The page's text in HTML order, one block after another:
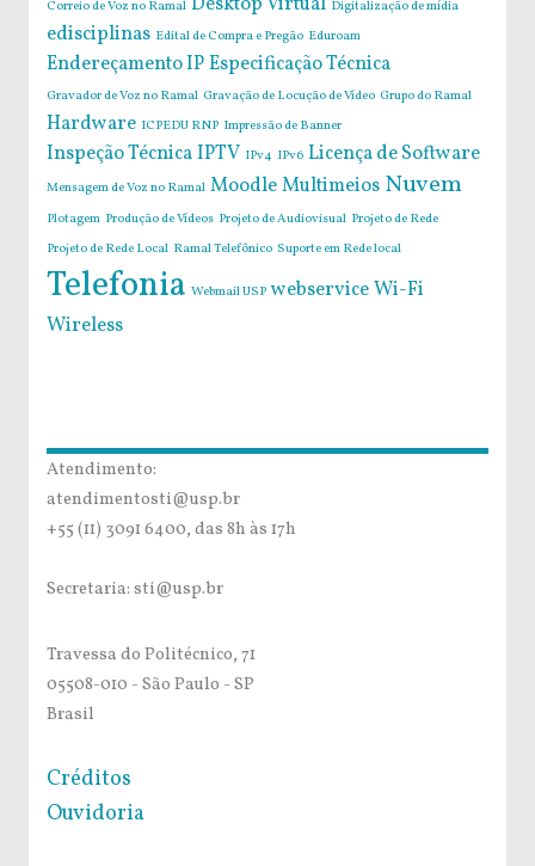
Correio de Voz no Ramal Desktop Virtual Digitalização de mídia
edisciplinas Edital de Compra e Pregão Eduroam
Endereçamento IPEspecificação Técnica
Gravador de Voz no Ramal Gravação de Locução de Vídeo Grupo do Ramal
Hardware ICPEDU RNP Impressão de Banner
Inspeção TécnicaIPTV IPv4 IPv6 Licença de Software
Mensagem de Voz no Ramal MoodleMultimeios Nuvem
Plotagem Produção de Vídeos Projeto de Audiovisual Projeto de Rede
Projeto de Rede Local Ramal Telefônico Suporte em Rede local
Telefonia Webmail USP webserviceWi-Fi
Wireless
Atendimento:
atendimentosti@usp.br
+55 (11) 3091 6400, das 8h às 17h
Secretaria: sti@usp.br
Travessa do Politécnico, 71
05508-010 - São Paulo - SP
Brasil
Créditos
Ouvidoria